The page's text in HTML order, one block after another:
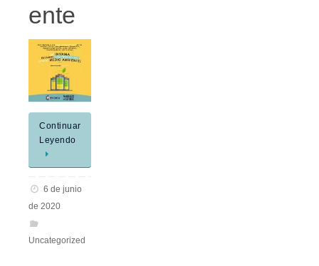
ente
Continuar
Leyendo
6 de junio
de 2020
Uncategorized